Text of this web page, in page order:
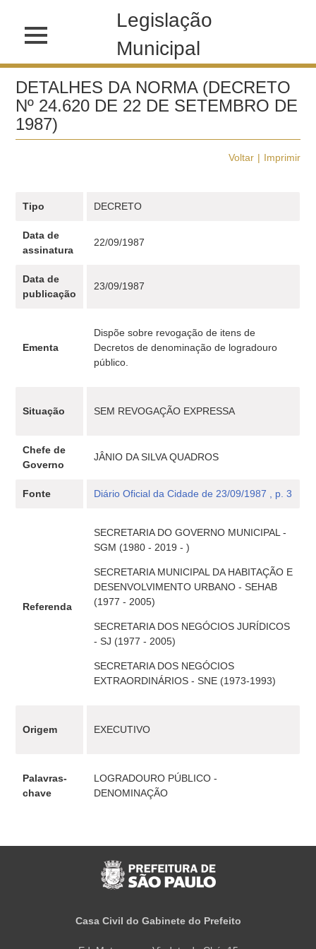
Legislação
Municipal
DETALHES DA NORMA (DECRETO
Nº 24.620 DE 22 DE SETEMBRO DE
1987)
Voltar Imprimir
Tipo DECRETO
Data de
assinatura
22/09/1987
Data de
publicação
23/09/1987
Ementa
Dispõe sobre revogação de itens de
Decretos de denominação de logradouro
público.
Situação SEM REVOGAÇÃO EXPRESSA
Chefe de
Governo
JÂNIO DA SILVA QUADROS
Fonte Diário Oficial da Cidade de 23/09/1987 , p. 3
Referenda
SECRETARIA DO GOVERNO MUNICIPAL -
SGM (1980 - 2019 - )
SECRETARIA MUNICIPAL DA HABITAÇÃO E
DESENVOLVIMENTO URBANO - SEHAB
(1977 - 2005)
SECRETARIA DOS NEGÓCIOS JURÍDICOS
- SJ (1977 - 2005)
SECRETARIA DOS NEGÓCIOS
EXTRAORDINÁRIOS - SNE (1973-1993)
Origem EXECUTIVO
Palavras-
chave
LOGRADOURO PÚBLICO -
DENOMINAÇÃO
Casa Civil do Gabinete do Prefeito